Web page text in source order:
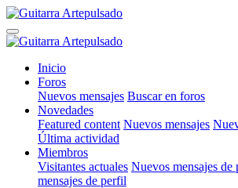
Inicio
Foros
Nuevos mensajes Buscar en foros
Novedades
Featured content Nuevos mensajes
Última actividad
Miembros
Visitantes actuales Nuevos mensajes de
mensajes de perfil